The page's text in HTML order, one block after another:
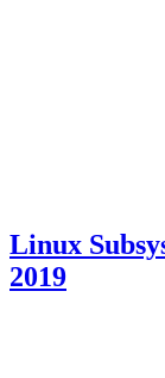
Linux
2019